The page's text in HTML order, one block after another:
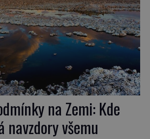
na Zemi: Kde
navzdory všemu